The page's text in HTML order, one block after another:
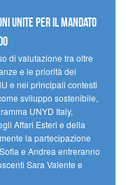
Unite per il mandato
di valutazione tra oltre
e le priorità dei
e nei principali contesti
sviluppo sostenibile,
UNYD Italy,
Affari Esteri e della
la partecipazione
e Andrea entreranno
Sara Valente e